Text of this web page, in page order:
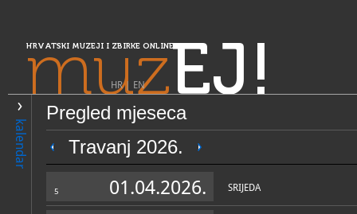
HRVATSKI MUZEJI I ZBIRKE ONLINE
muzEJ!
HR| EN
kalendar
Pregled mjeseca
Travanj 2026.
5 01.04.2026. SRIJEDA
PRETRAŽIVANJE
Središnja Hrvatska
Muzej Brdovec